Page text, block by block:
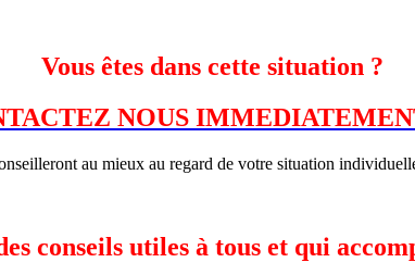
Vous êtes dans cette situation ?
NOUS
au mieux au regard de votre situation
conseils utiles à tous et qui